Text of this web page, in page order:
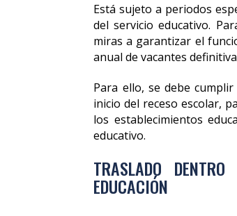
Está sujeto a periodos
del servicio educativo.
miras a garantizar el
anual de vacantes
Para ello, se debe
inicio del receso escolar,
los establecimientos
educativo.
TRASLADO
EDUCACIÓN